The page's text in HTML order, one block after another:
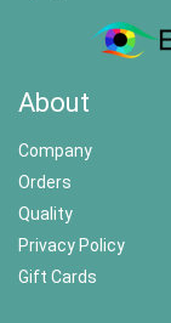
About
Company
Orders
Quality
Privacy Policy
Gift Cards